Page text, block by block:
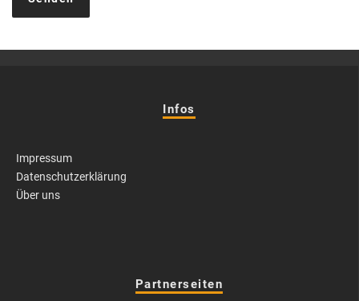
Infos
Impressum
Datenschutzerklärung
Über uns
Partnerseiten